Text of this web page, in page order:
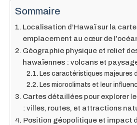
Sommaire
Localisation d’Hawaï sur la
emplacement au cœur de
Géographie physique et relief
hawaïennes : volcans et
Les caractéristiques majeures
Les microclimats et leur
Cartes détaillées pour explorer
: villes, routes, et attractions
Position géopolitique et impact